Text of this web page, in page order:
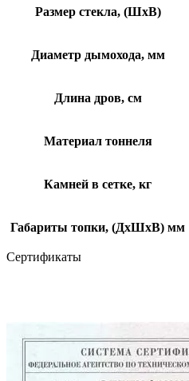
Размер стекла, (ШхВ)
Диаметр дымохода, мм
Длина дров, см
Материал тоннеля
Камней в сетке, кг
Габариты топки, (ДхШхВ) мм
Сертификаты